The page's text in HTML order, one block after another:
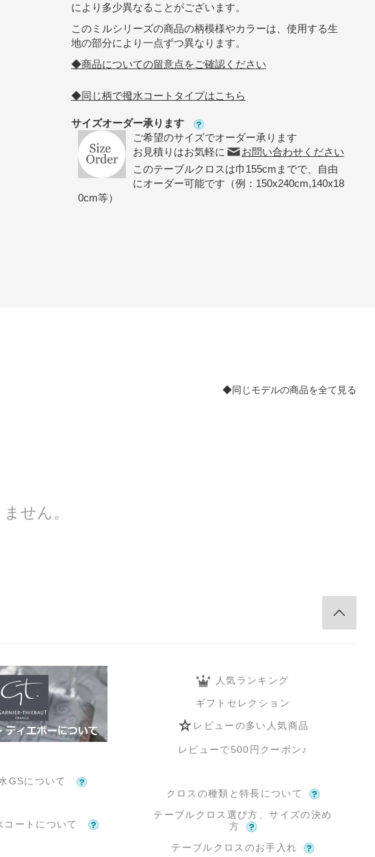
により多少異なることがございます。
このミルシリーズの商品の柄模様やカラーは、使用する生
地の部分により一点ずつ異なります。
◆商品についての留意点をご確認ください
◆同じ柄で撥水コートタイプはこちら
サイズオーダー承ります
ご希望のサイズでオーダー承ります
お見積りはお気軽に
お問い合わせください
このテーブルクロスは巾155cmまでで、自由
にオーダー可能です（例：150x240cm,140x18
0cm等）
◆同じモデルの商品を全て見る
せん。
GSについて
コートについて
人気ランキング
ギフトセレクション
レビューの多い人気商品
レビューで500円クーポン♪
クロスの種類と特長について
テーブルクロス選び方、サイズの決め
方
テーブルクロスのお手入れ